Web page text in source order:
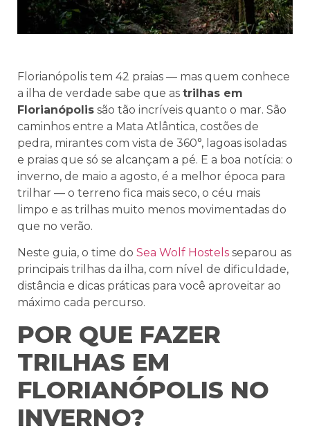
Florianópolis tem 42 praias — mas quem conhece
a ilha de verdade sabe que as trilhas em
Florianópolis são tão incríveis quanto o mar. São
caminhos entre a Mata Atlântica, costões de
pedra, mirantes com vista de 360°, lagoas isoladas
e praias que só se alcançam a pé. E a boa notícia: o
inverno, de maio a agosto, é a melhor época para
trilhar — o terreno fica mais seco, o céu mais
limpo e as trilhas muito menos movimentadas do
que no verão.
Neste guia, o time do Sea Wolf Hostels separou as
principais trilhas da ilha, com nível de dificuldade,
distância e dicas práticas para você aproveitar ao
máximo cada percurso.
POR QUE FAZER
TRILHAS EM
FLORIANÓPOLIS NO
INVERNO?